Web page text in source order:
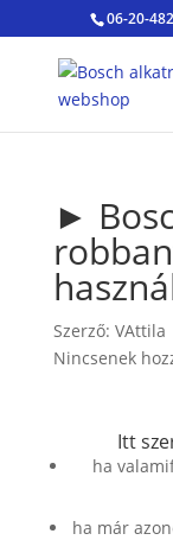
06-20-
►
Szerző: VAttila
Nincsenek
Itt
ha
ha már